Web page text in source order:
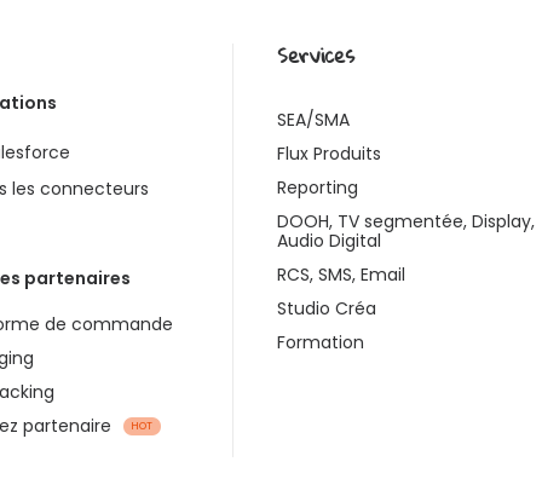
les connecteurs
partenaires
de commande
partenaire
HOT
Services
SEA/SMA
Flux Produits
Reporting
DOOH, TV segmentée, Display,
Audio Digital
RCS, SMS, Email
Studio Créa
Formation